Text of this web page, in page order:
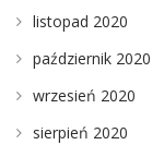
listopad 2020
październik 2020
wrzesień 2020
sierpień 2020